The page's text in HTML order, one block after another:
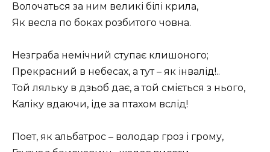
Волочаться за ним великі білі крила,
Як весла по боках розбитого човна.
Незграба немічний ступає клишоного;
Прекрасний в небесах, а тут – як інвалід!..
Той ляльку в дзьоб дає, а той сміється з нього,
Каліку вдаючи, іде за птахом вслід!
Поет, як альбатрос – володар гроз і грому,